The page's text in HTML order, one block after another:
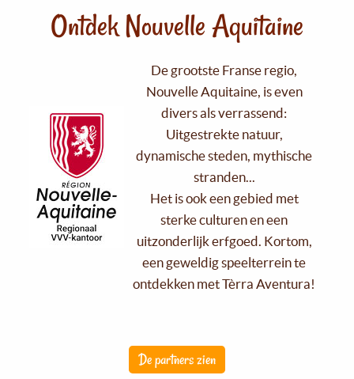
Ontdek Nouvelle Aquitaine
De grootste Franse regio,
Nouvelle Aquitaine, is even
divers als verrassend:
Uitgestrekte natuur,
dynamische steden, mythische
stranden...
Het is ook een gebied met
sterke culturen en een
uitzonderlijk erfgoed. Kortom,
een geweldig speelterrein te
ontdekken met Tèrra Aventura!
De partners zien